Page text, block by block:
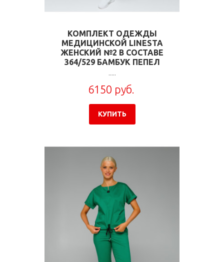
КОМПЛЕКТ ОДЕЖДЫ
МЕДИЦИНСКОЙ LINESTA
ЖЕНСКИЙ №2 В СОСТАВЕ
364/529 БАМБУК ПЕПЕЛ
.....
6150 руб.
КУПИТЬ